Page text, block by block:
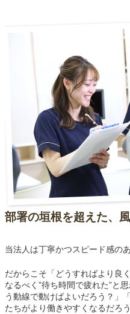
部署の垣根を超えた、
当法人は丁寧かつスピード感の
だからこそ「どうすればより良
なるべく”待ち時間で疲れた”と
う動線で動けばよいだろう？」
たちがより働きやすくなるだろ